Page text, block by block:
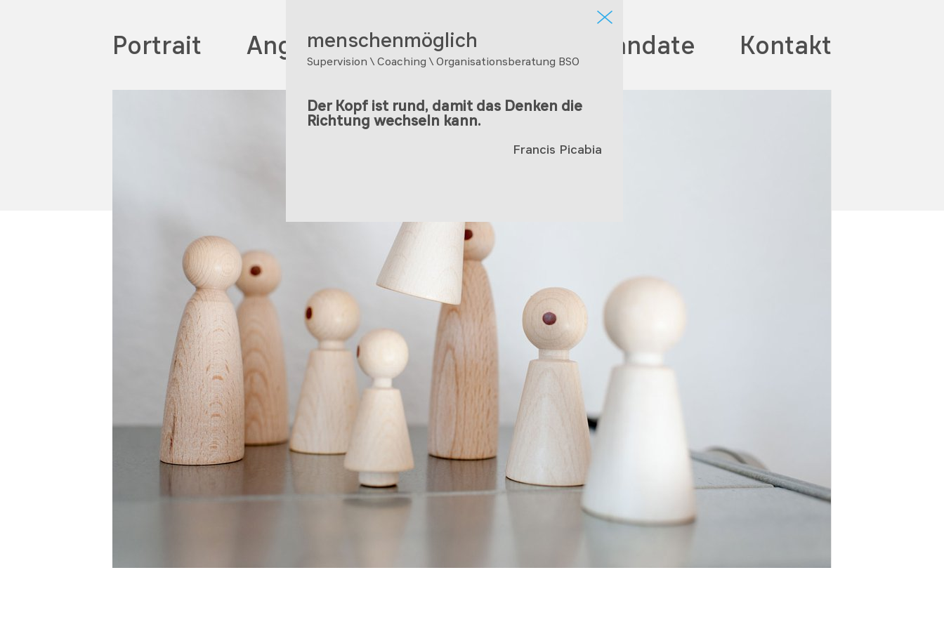
menschenmöglich
Supervision \ Coaching \ Organisationsberatung BSO
Der Kopf ist rund, damit das Denken die
Richtung wechseln kann.
Francis Picabia
Portrait Angebot Arbeitsweise Mandate Kontakt